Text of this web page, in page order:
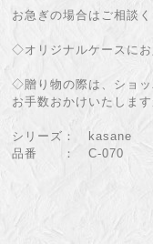
お急ぎの場合はご相談く
◇オリジナルケースにお
◇贈り物の際は、ショッ
お手数おかけいたしま
シリーズ： kasane
品番 ： C-070